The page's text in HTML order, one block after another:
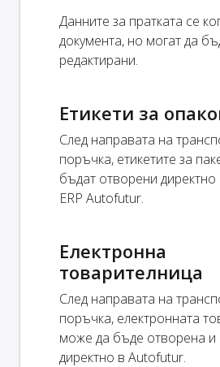
Данните за пратката се
документа, но могат да
редактирани.
Етикети за
След направата на
поръчка, етикетите за
бъдат отворени
ERP Autofutur.
Електронна
товарителница
След направата на
поръчка, електронната
може да бъде отворена и
директно в Autofutur.